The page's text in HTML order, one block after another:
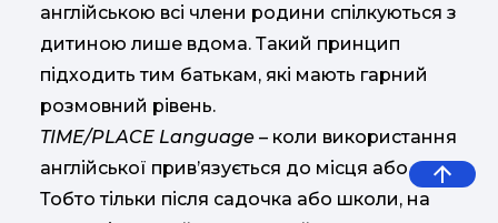
англійською всі члени родини спілкуються з
дитиною лише вдома. Такий принцип
підходить тим батькам, які мають гарний
розмовний рівень.
TIME/PLACE Language – коли використання
англійської прив’язується до місця або часу.
Тобто тільки після садочка або школи, на